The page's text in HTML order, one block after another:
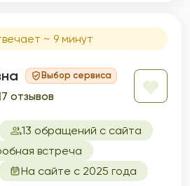
~ 9 минут
Выбор сервиса
7 отзывов
13 обращений с сайта
встреча
На сайте с 2025 года